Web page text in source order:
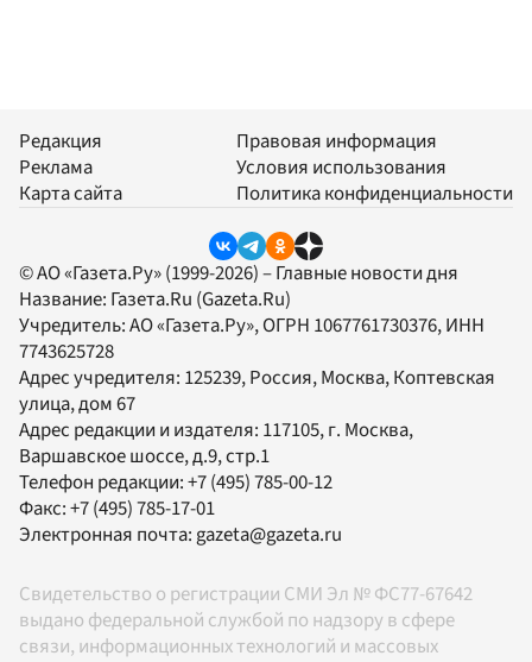
Редакция
Реклама
Карта сайта
Правовая информация
Условия использования
Политика конфиденциальности
© АО «Газета.Ру» (1999-2026) – Главные новости дня
Название: Газета.Ru (Gazeta.Ru)
Учредитель:АО «Газета.Ру», ОГРН 1067761730376, ИНН
7743625728
Адрес учредителя: 125239, Россия, Москва, Коптевская
улица, дом 67
Адрес редакции и издателя: 117105, г. Москва,
Варшавское шоссе, д.9, стр.1
Телефон редакции:+7 (495) 785-00-12
Факс:+7 (495) 785-17-01
Электронная почта: gazeta@gazeta.ru
Свидетельство о регистрации СМИ Эл № ФС77-67642
выдано федеральной службой по надзору в сфере
связи, информационных технологий и массовых